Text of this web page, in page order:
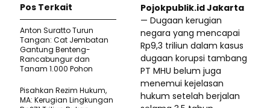
Pojokpublik.id Jakarta
— Dugaan kerugian
negara yang mencapai
Rp9,3 triliun dalam kasus
dugaan korupsi tambang
PT MHU belum juga
menemui kejelasan
hukum setelah berjalan
Pos Terkait
Anton Suratto Turun
Tangan: Cat Jembatan
Gantung Benteng-
Rancabungur dan
Tanam 1.000 Pohon
Pisahkan Rezim Hukum,
MA: Kerugian Lingkungan